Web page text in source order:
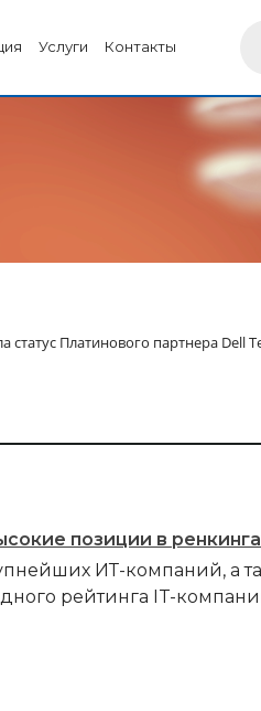
Услуги Контакты
статус Платинового партнера Dell
позиции в
ИТ-компаний, а
рейтинга IT-